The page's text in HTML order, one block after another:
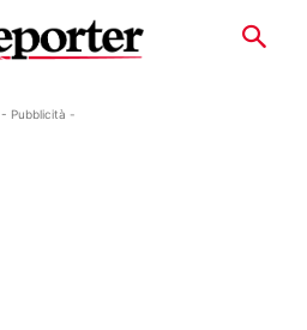
- Pubblicità -